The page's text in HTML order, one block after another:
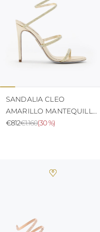
SANDALIA CLEO
AMARILLO MANTEQUILLA
105 €1.160
€812 (30 %)